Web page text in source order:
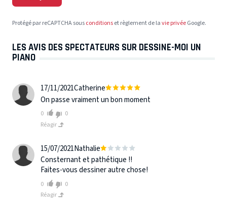
Protégé par reCAPTCHA sousconditionset règlement de lavie privéeGoogle.
LES AVIS DES SPECTATEURS SUR DESSINE-MOI UN
PIANO
17/11/2021Catherine
On passe vraiment un bon moment
0
0
Réagir
15/07/2021Nathalie
Consternant et pathétique !!
Faites-vous dessiner autre chose!
0
0
Réagir